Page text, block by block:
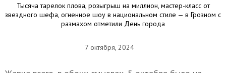
Тысяча тарелок плова, розыгрыш на миллион, мастер-класс от
звездного шефа, огненное шоу в национальном стиле — в Грозном с
размахом отметили День города
7 октября, 2024